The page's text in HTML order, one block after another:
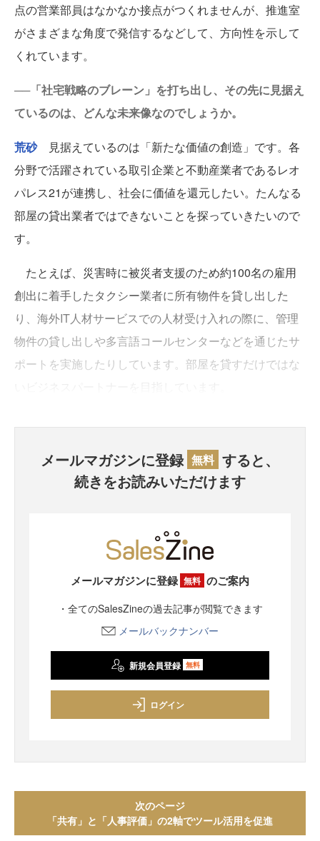
点の営業部員はなかなか接点がつくれませんが、推進室
がさまざまな角度で発信するなどして、方向性を示して
くれています。
──「社宅戦略のブレーン」を打ち出し、その先に見据え
ているのは、どんな未来像なのでしょうか。
荒砂見据えているのは「新たな価値の創造」です。各
分野で活躍されている取引企業と不動産業者であるレオ
パレス21が連携し、社会に価値を還元したい。たんなる
部屋の貸出業者ではできないことを探っていきたいので
す。
たとえば、災害時に被災者支援のため約100名の雇用
創出に着手したタクシー業者に所有物件を貸し出した
り、海外IT人材サービスでの人材受け入れの際に、管理
物件の貸し出しや多言語コールセンターなどを通じたサ
ポートを実施したりしています。部屋を貸すだけではな
メールマガジンに登録 無料 すると、
続きをお読みいただけます
メールマガジンに登録 無料 のご案内
・全てのSalesZineの過去記事が閲覧できます
メールバックナンバー
新規会員登録 無料
ログイン
次のページ
「共有」と「人事評価」の2軸でツール活用を促進